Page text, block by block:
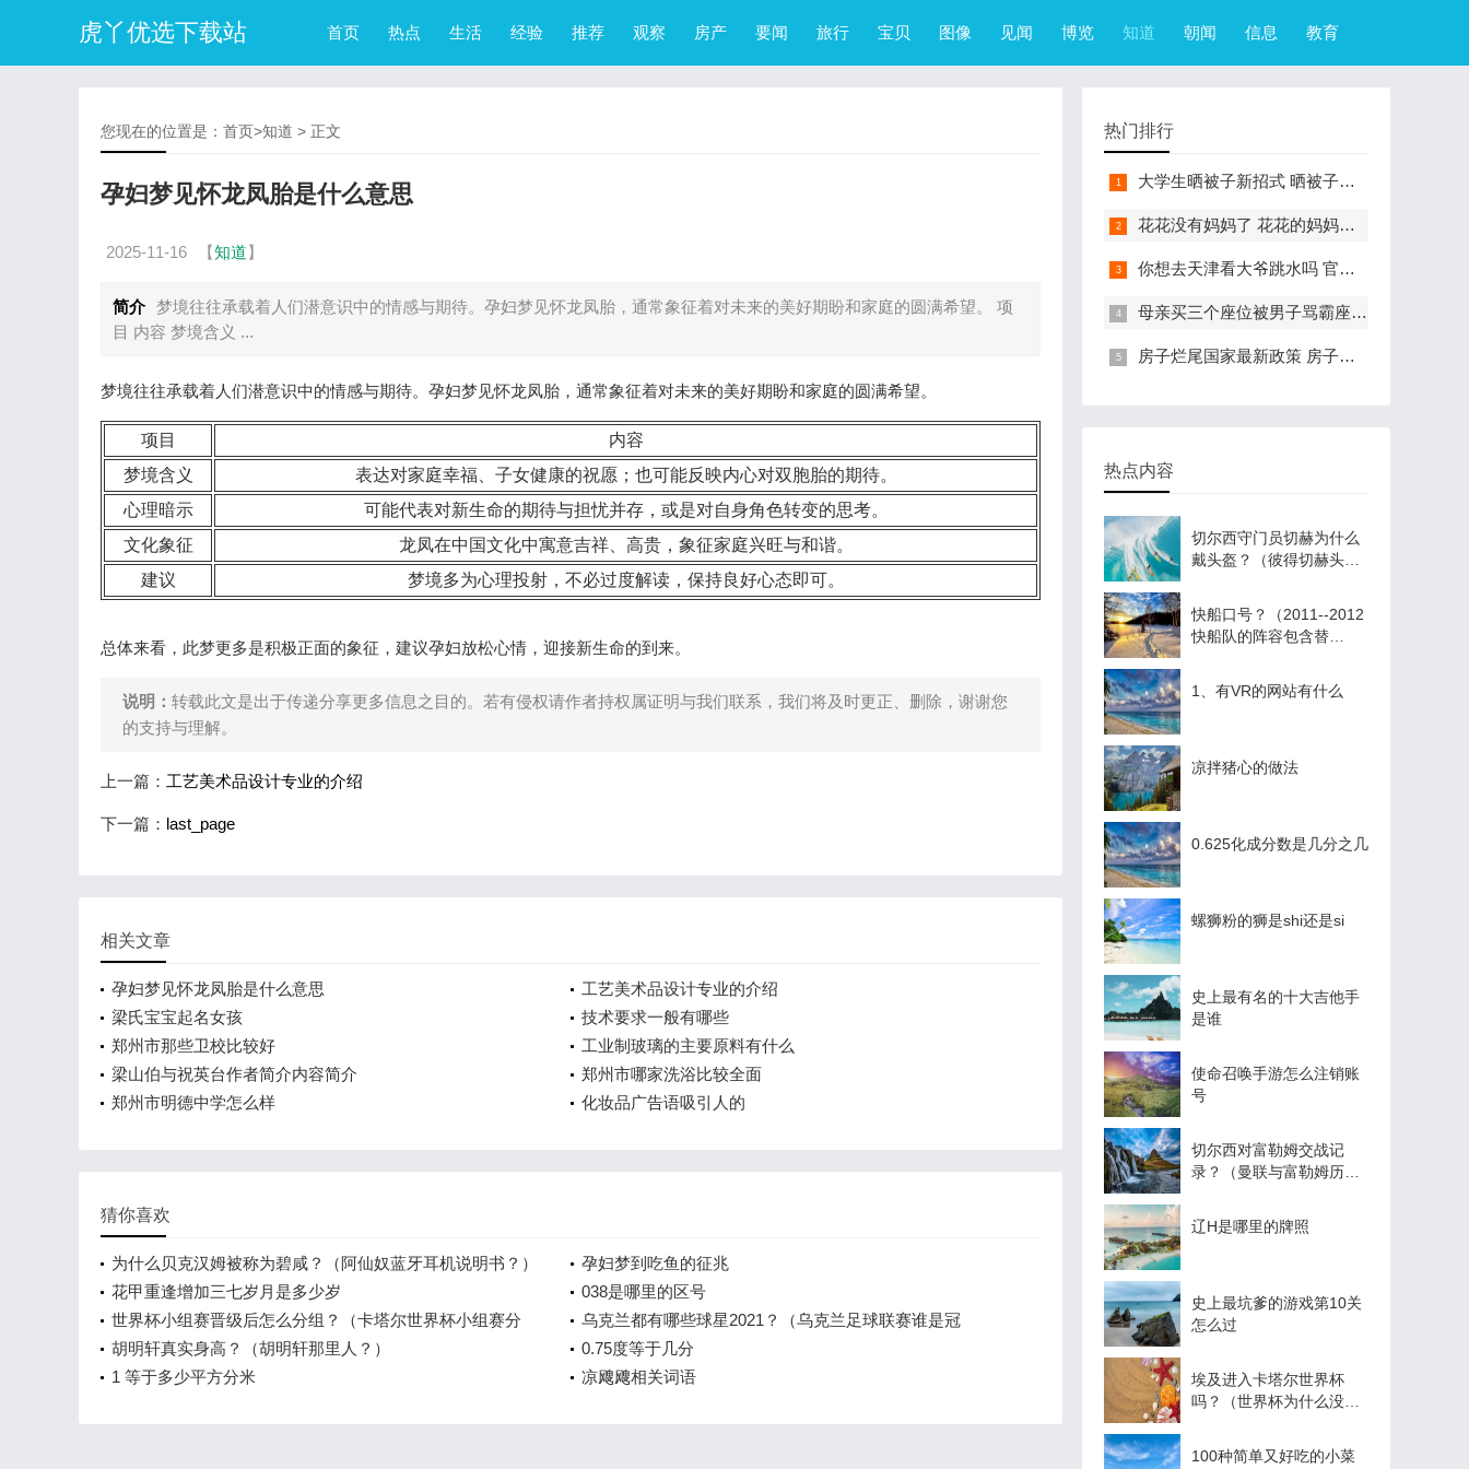
虎丫优选下载站 首页 热点 生活 经验 推荐 观察 房产 要闻 旅行 宝贝 图像 见闻 博览 知道 朝闻 信息 教育
您现在的位置是： 首页>知道 > 正文
孕妇梦见怀龙凤胎是什么意思
2025-11-16 【知道】
简介 梦境往往承载着人们潜意识中的情感与期待。孕妇梦见怀龙凤胎，通常象征着对未来的美好期盼和家庭的圆满希望。 项
目 内容 梦境含义 ...
梦境往往承载着人们潜意识中的情感与期待。孕妇梦见怀龙凤胎，通常象征着对未来的美好期盼和家庭的圆满希望。
项目
内容
梦境含义
表达对家庭幸福、子女健康的祝愿；也可能反映内心对双胞胎的期待。
心理暗示
可能代表对新生命的期待与担忧并存，或是对自身角色转变的思考。
文化象征
龙凤在中国文化中寓意吉祥、高贵，象征家庭兴旺与和谐。
建议
梦境多为心理投射，不必过度解读，保持良好心态即可。
总体来看，此梦更多是积极正面的象征，建议孕妇放松心情，迎接新生命的到来。
说明： 转载此文是出于传递分享更多信息之目的。若有侵权请作者持权属证明与我们联系，我们将及时更正、删除，谢谢您
的支持与理解。
上一篇： 工艺美术品设计专业的介绍
下一篇： last_page
相关文章
孕妇梦见怀龙凤胎是什么意思
工艺美术品设计专业的介绍
梁氏宝宝起名女孩
技术要求一般有哪些
郑州市那些卫校比较好
工业制玻璃的主要原料有什么
梁山伯与祝英台作者简介内容简介
郑州市哪家洗浴比较全面
郑州市明德中学怎么样
化妆品广告语吸引人的
猜你喜欢
为什么贝克汉姆被称为碧咸？（阿仙奴蓝牙耳机说明书？）
孕妇梦到吃鱼的征兆
花甲重逢增加三七岁月是多少岁
038是哪里的区号
世界杯小组赛晋级后怎么分组？（卡塔尔世界杯小组赛分
组？）
乌克兰都有哪些球星2021？（乌克兰足球联赛谁是冠
军？）
胡明轩真实身高？（胡明轩那里人？）
0.75度等于几分
1 等于多少平方分米
凉飕飕相关词语
热门排行
大学生晒被子新招式 晒被子新花样实在太机智
花花没有妈妈了 花花的妈妈是哪只大熊猫
你想去天津看大爷跳水吗 官方回应天津大爷跳水成打卡点
母亲买三个座位被男子骂霸座 女子买3个座位被无座大爷骂哭怎么回事
房子烂尾国家最新政策 房子烂尾了该找哪个部门解决?
热点内容
切尔西守门员切赫为什么
戴头盔？（彼得切赫头部
快船口号？（2011--2012
快船队的阵容包含替
1、有VR的网站有什么
凉拌猪心的做法
0.625化成分数是几分之几
螺狮粉的狮是shi还是si
史上最有名的十大吉他手
是谁
使命召唤手游怎么注销账
号
切尔西对富勒姆交战记
录？（曼联与富勒姆历史
辽H是哪里的牌照
史上最坑爹的游戏第10关
怎么过
埃及进入卡塔尔世界杯
吗？（世界杯为什么没有
100种简单又好吃的小菜